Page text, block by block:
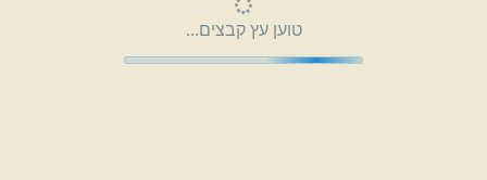
טוען עץ קבצים...